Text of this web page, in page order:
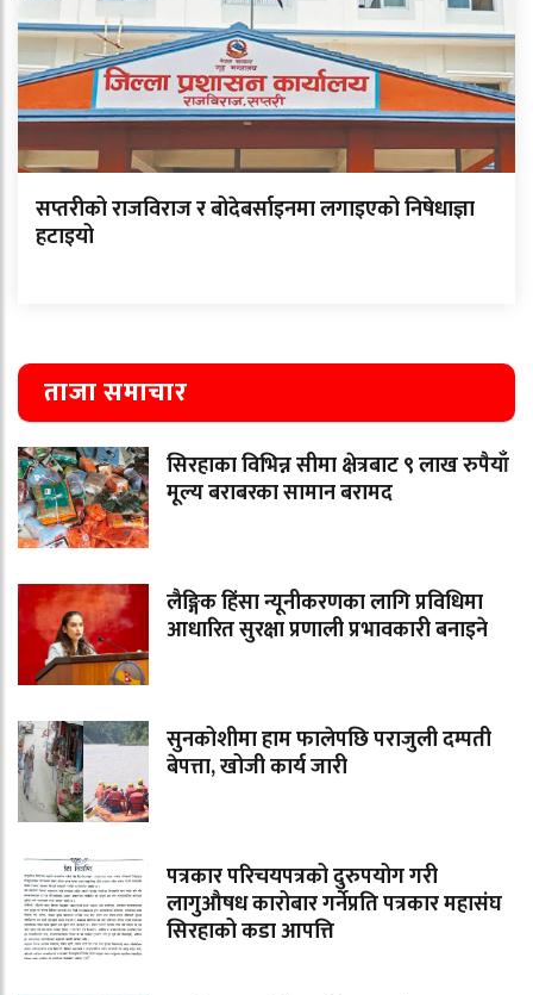
सप्तरीको राजविराज र बोदेबर्साइनमा लगाइएको निषेधाज्ञा
हटाइयो
ताजा समाचार
सिरहाका विभिन्न सीमा क्षेत्रबाट ९ लाख रुपैयाँ
मूल्य बराबरका सामान बरामद
लैङ्गिक हिंसा न्यूनीकरणका लागि प्रविधिमा
आधारित सुरक्षा प्रणाली प्रभावकारी बनाइने
सुनकोशीमा हाम फालेपछि पराजुली दम्पती
बेपत्ता, खोजी कार्य जारी
पत्रकार परिचयपत्रको दुरुपयोग गरी
लागुऔषध कारोबार गर्नेप्रति पत्रकार महासंघ
सिरहाको कडा आपत्ति